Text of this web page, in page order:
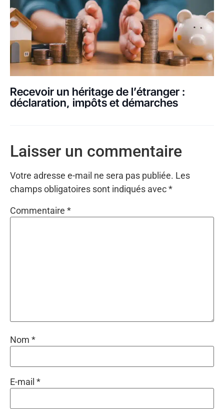
Recevoir un héritage de l’étranger :
déclaration, impôts et démarches
Laisser un commentaire
Votre adresse e-mail ne sera pas publiée. Les
champs obligatoires sont indiqués avec*
Commentaire *
Nom *
E-mail *